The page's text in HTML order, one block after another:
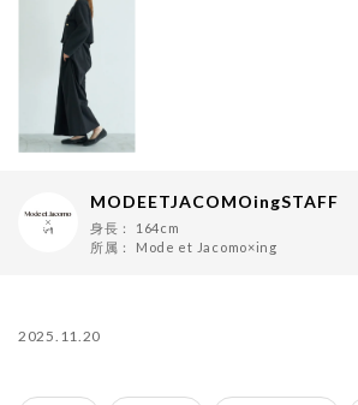
MODEETJACOMOingSTAFF
身長：
164cm
所属： Mode et Jacomo×ing
2025.11.20